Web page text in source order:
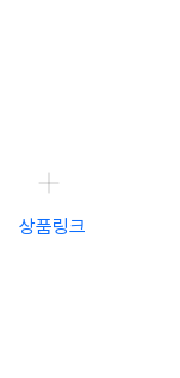
상품링크